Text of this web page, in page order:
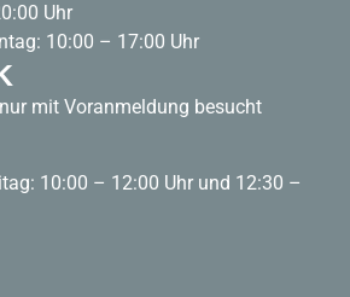
Uhr
10:00 – 17:00 Uhr
mit Voranmeldung besucht
10:00 – 12:00 Uhr und 12:30 –